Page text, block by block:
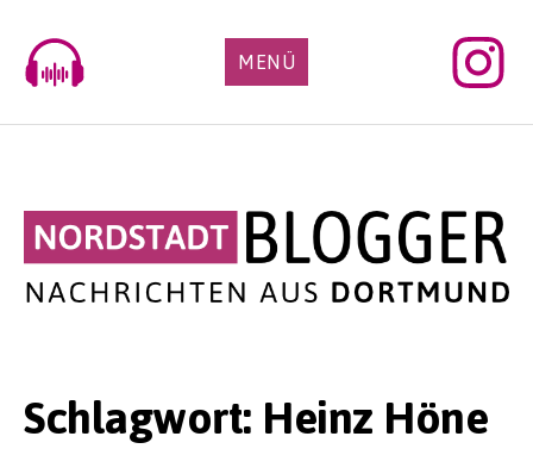
content
MENÜ
Schlagwort: Heinz Höne